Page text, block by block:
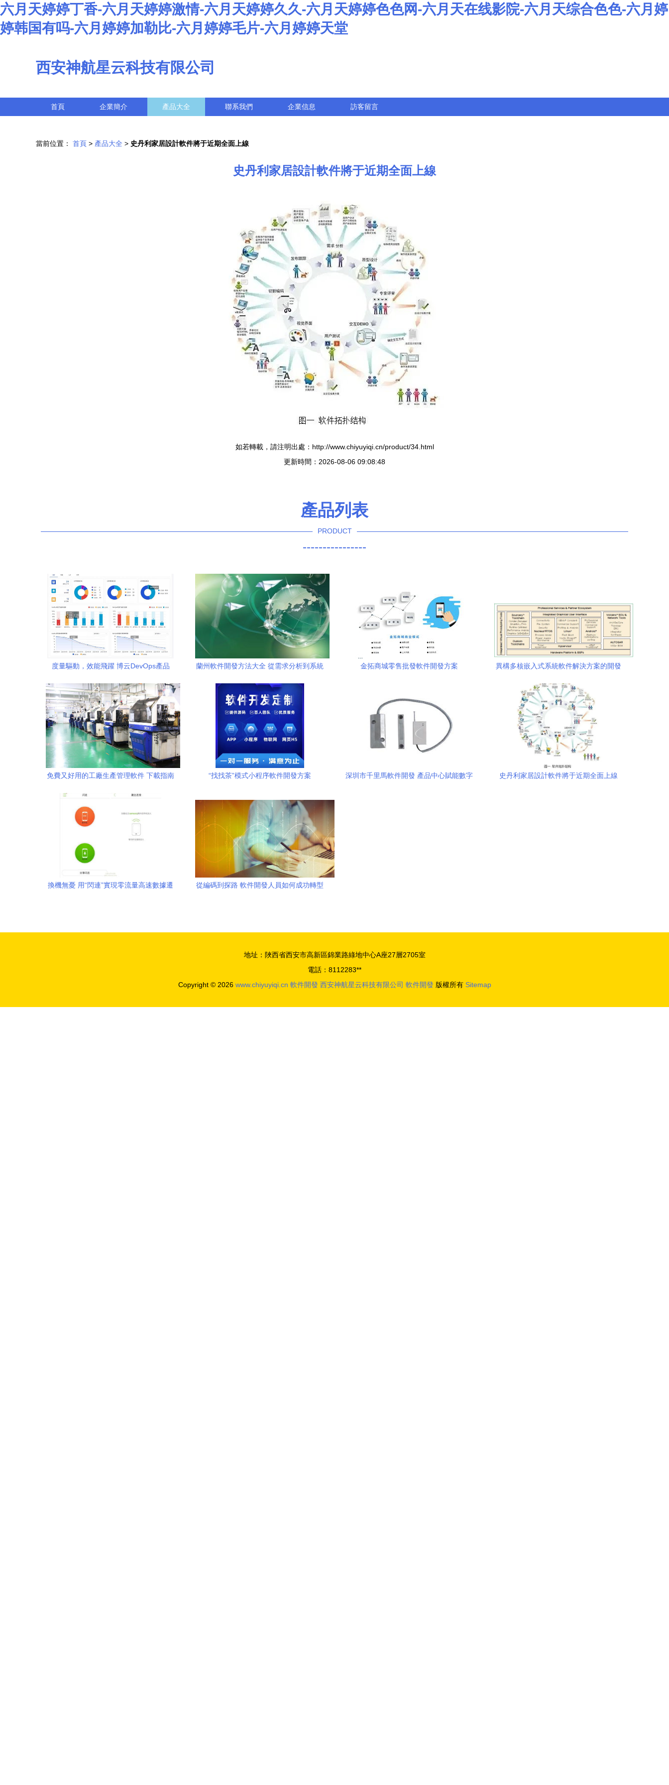
六月天婷婷丁香-六月天婷婷激情-六月天婷婷久久-六月天婷婷色色网-六月天在线影院-六月天综合色色-六月婷
婷韩国有吗-六月婷婷加勒比-六月婷婷毛片-六月婷婷天堂
西安神航星云科技有限公司
首頁 企業簡介 產品大全 聯系我們 企業信息 訪客留言
當前位置： 首頁 > 產品大全 > 史丹利家居設計軟件將于近期全面上線
史丹利家居設計軟件將于近期全面上線
如若轉載，請注明出處：http://www.chiyuyiqi.cn/product/34.html
更新時間：2026-08-06 09:08:48
產品列表
PRODUCT
----------------
度量驅動，效能飛躍 博云DevOps產品
蘭州軟件開發方法大全 從需求分析到系統
金拓商城零售批發軟件開發方案
異構多核嵌入式系統軟件解決方案的開發
免費又好用的工廠生產管理軟件 下載指南
“找找茶”模式小程序軟件開發方案
深圳市千里馬軟件開發 產品中心賦能數字
史丹利家居設計軟件將于近期全面上線
換機無憂 用“閃連”實現零流量高速數據遷
從編碼到探路 軟件開發人員如何成功轉型
地址：陜西省西安市高新區錦業路綠地中心A座27層2705室
電話：8112283**
Copyright © 2026 www.chiyuyiqi.cn 軟件開發 西安神航星云科技有限公司 軟件開發 版權所有 Sitemap